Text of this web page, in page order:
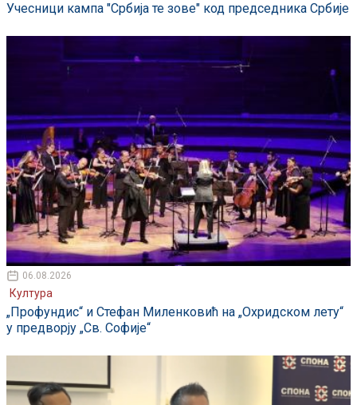
Учесници кампа "Србија те зове" код председника Србије
06.08.2026
Култура
„Профундис“ и Стефан Миленковић на „Охридском лету“
у предворју „Св. Софије“